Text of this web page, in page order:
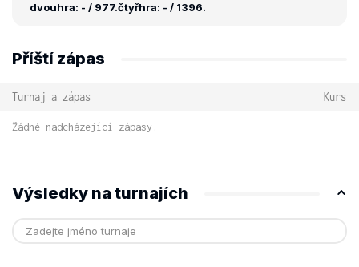
dvouhra: - / 977.čtyřhra: - / 1396.
Příští zápas
Turnaj a zápas Kurs
Žádné nadcházející zápasy.
Výsledky na turnajích